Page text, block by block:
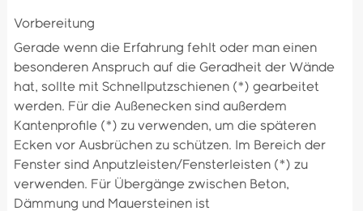
Vorbereitung
Gerade wenn die Erfahrung fehlt oder man einen
besonderen Anspruch auf die Geradheit der Wände
hat, sollte mit Schnellputzschienen (*) gearbeitet
werden. Für die Außenecken sind außerdem
Kantenprofile (*) zu verwenden, um die späteren
Ecken vor Ausbrüchen zu schützen. Im Bereich der
Fenster sind Anputzleisten/Fensterleisten (*) zu
verwenden. Für Übergänge zwischen Beton,
Dämmung und Mauersteinen ist